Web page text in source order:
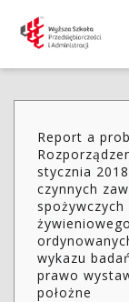
Report a
stycznia
czynnych
wykazu
prawo
położne